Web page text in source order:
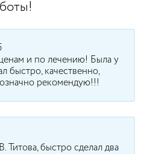
и по лечению! Была у
быстро, качественно,
рекомендую!!!
Титова, быстро сделал два